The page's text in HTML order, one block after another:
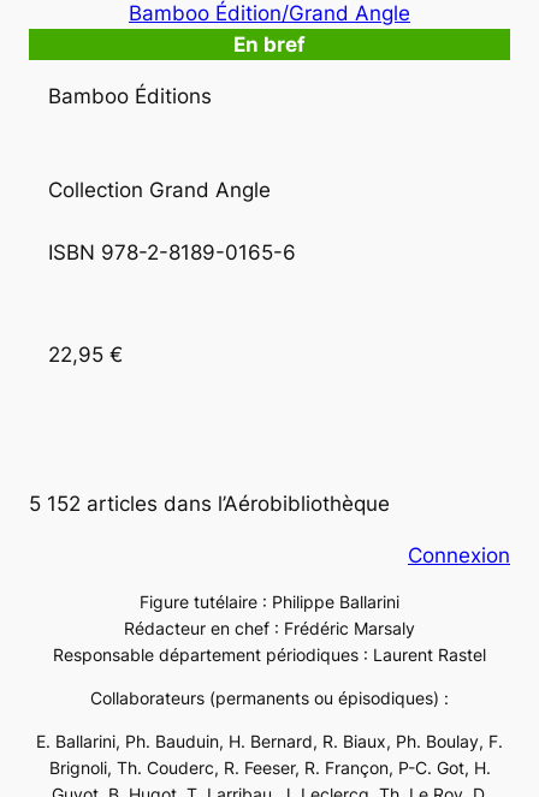
Bamboo Édition/Grand Angle
En bref
Bamboo Éditions
Collection Grand Angle
ISBN 978-2-8189-0165-6
22,95 €
5 152 articles dans l’Aérobibliothèque
Connexion
Figure tutélaire : Philippe Ballarini
Rédacteur en chef : Frédéric Marsaly
Responsable département périodiques : Laurent Rastel
Collaborateurs (permanents ou épisodiques) :
E. Ballarini, Ph. Bauduin, H. Bernard, R. Biaux, Ph. Boulay, F.
Brignoli, Th. Couderc, R. Feeser, R. Françon, P-C. Got, H.